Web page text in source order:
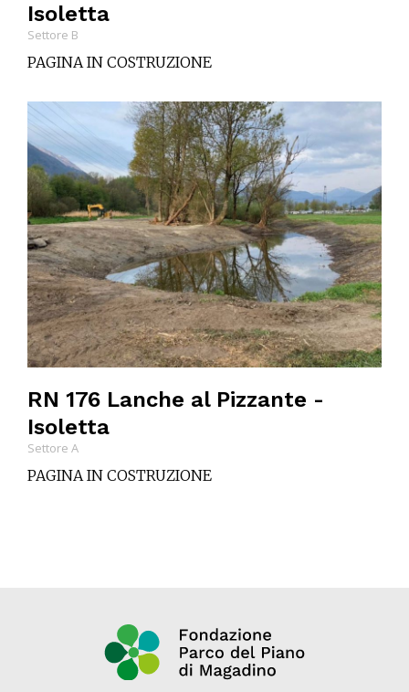
Isoletta
Settore B
PAGINA IN COSTRUZIONE
RN 176 Lanche al Pizzante -
Isoletta
Settore A
PAGINA IN COSTRUZIONE